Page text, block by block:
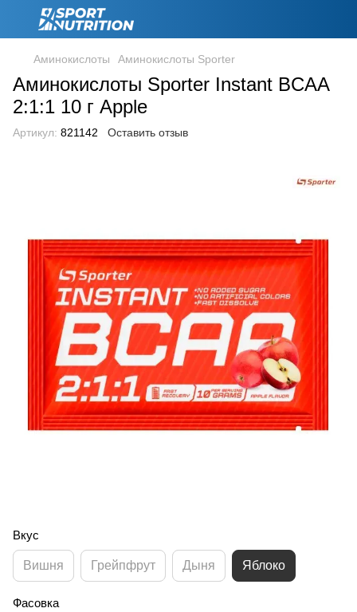
Аминокислоты Аминокислоты Sporter
Аминокислоты Sporter Instant BCAA
2:1:1 10 г Apple
Артикул: 821142 Оставить отзыв
Вкус
Вишня Грейпфрут Дыня Яблоко
Фасовка